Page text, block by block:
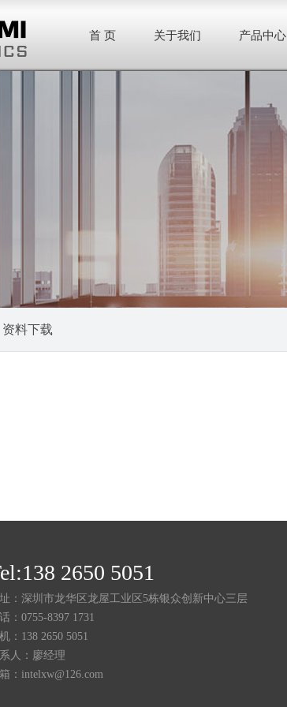
首 页 关于我们 产品中心
资料下载
2650 5051
：深圳市龙华区龙屋工业区5栋银众创新中心三层
：0755-8397 1731
：138 2650 5051
人：廖经理
：intelxw@126.com